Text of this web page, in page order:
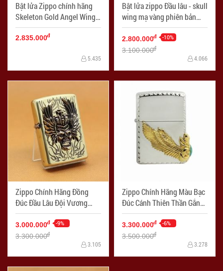
Bật lửa Zippo chính hãng
Skeleton Gold Angel Wings
- Mã SP: ZPC0086
2.835.000đ
5.435
Bật lửa zippo Đầu lâu - skull
wing mạ vàng phiên bản
Limited - Mã SP: ZPC1120
2.800.000đ -10%
3.100.000đ
4.066
Zippo Chính Hãng Đồng
Đúc Đầu Lâu Đội Vương
Miện - Mã SP: ZPC1093
3.000.000đ -9%
3.300.000đ
3.105
Zippo Chính Hãng Màu Bạc
Đúc Cánh Thiên Thần Gắn
Ngọc Xanh Bên Sườn - Mã
SP: ZPC1102
3.300.000đ -6%
3.500.000đ
3.278